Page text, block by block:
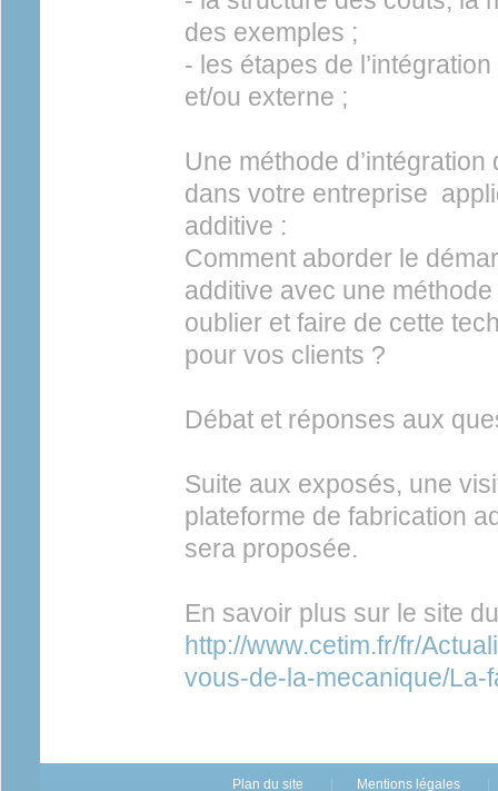
des exemples ;
- les étapes de
et/ou externe ;
Une méthode
dans votre entreprise
additive :
Comment aborder le
additive avec une
oublier et faire de cette
pour vos clients ?
Débat et réponses aux
Suite aux exposés, une
plateforme de fabrication
sera proposée.
En savoir plus sur le site
http://www.cetim.fr/fr/
vous-de-la-mecanique/La-
Plan du site Mentions légales